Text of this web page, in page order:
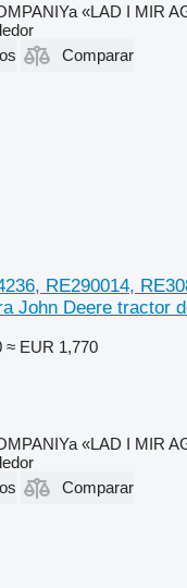
«LAD I MIR
Comparar
RE290014,
John Deere tractor
≈ EUR 1,770
«LAD I MIR
Comparar